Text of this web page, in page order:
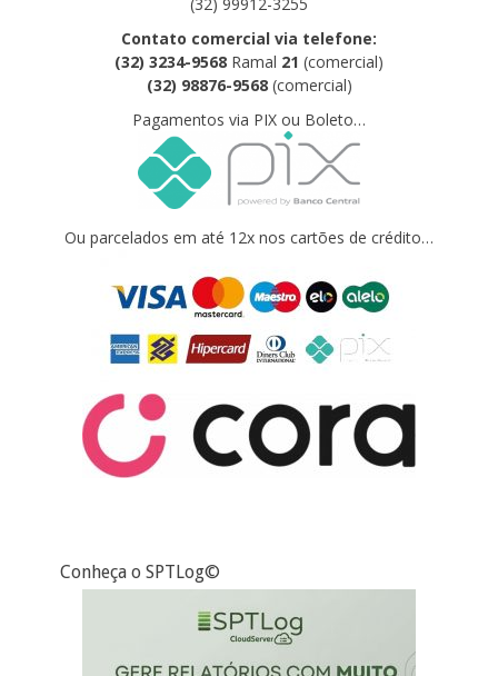
Contato comercial via telefone:
(32) 3234-9568 Ramal 21 (comercial)
(32) 98876-9568(comercial)
Pagamentos via PIX ou Boleto…
Ou parcelados em até 12x nos cartões de crédito…
Conheça o SPTLog©